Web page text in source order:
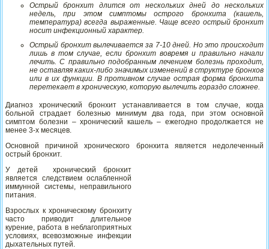
Острый бронхит длится от нескольких дней до нескольких
недель, при этом симптомы острого бронхита (кашель,
температура) всегда выраженные. Чаще всего острый бронхит
носит инфекционный характер.
Острый бронхит вылечивается за 7-10 дней. Но это происходит
лишь в том случае, если бронхит вовремя и правильно начали
лечить. С правильно подобранным лечением болезнь проходит,
не оставляя каких-либо значимых изменений в структуре бронхов
или в их функции. В противном случае острая форма бронхита
перетекает в хроническую, которую вылечить гораздо сложнее.
Диагноз хронический бронхит устанавливается в том случае, когда
больной страдает болезнью минимум два года, при этом основной
симптом болезни – хронический кашель – ежегодно продолжается не
менее 3-х месяцев.
Основной причиной хронического бронхита является недолеченный
острый бронхит.
У детей хронический бронхит
является следствием ослабленной
иммунной системы, неправильного
питания.
Взрослых к хроническому бронхиту
часто приводит длительное
курение, работа в неблагоприятных
условиях, всевозможные инфекции
дыхательных путей.